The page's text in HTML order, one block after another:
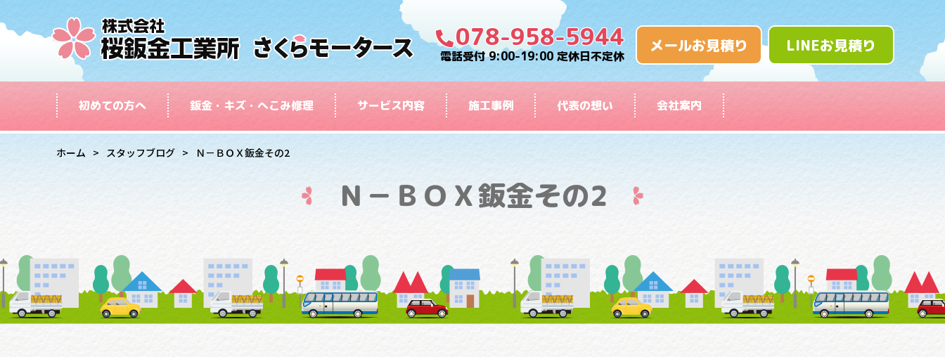
078-958-5944
電話受付 9:00-19:00 定休日不定休
メールお見積り LINEお見積り
初めての方へ 鈑金・キズ・へこみ修理 サービス内容 施工事例 代表の想い 会社案内
ホーム スタッフブログ Ｎ－ＢＯＸ鈑金その2
Ｎ－ＢＯＸ鈑金その2